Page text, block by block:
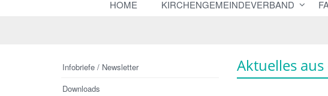
HOME KIRCHENGEMEINDEVERBAND
Aktuelles
Infobriefe / Newsletter
Downloads